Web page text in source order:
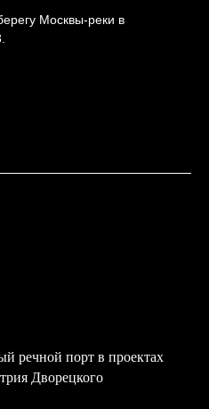
Москвы-реки в
речной порт в проектах
Дворецкого